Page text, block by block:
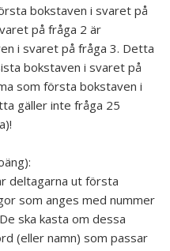
bokstaven i svaret på
på fråga 2 är
i svaret på fråga 3. Detta
bokstaven i svaret på
som första bokstaven i
gäller inte fråga 25
deltagarna ut första
som anges med nummer
ska kasta om dessa
(eller namn) som passar